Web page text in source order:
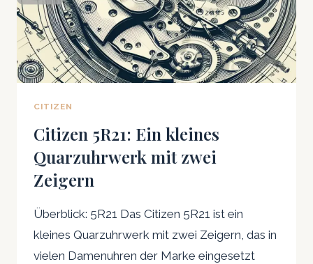
CITIZEN
Citizen 5R21: Ein kleines
Quarzuhrwerk mit zwei
Zeigern
Überblick: 5R21 Das Citizen 5R21 ist ein
kleines Quarzuhrwerk mit zwei Zeigern, das in
vielen Damenuhren der Marke eingesetzt